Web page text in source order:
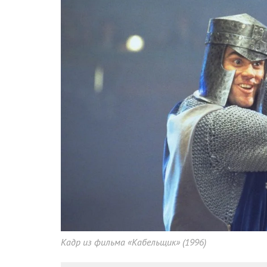
Кадр из фильма «Кабельщик» (1996)